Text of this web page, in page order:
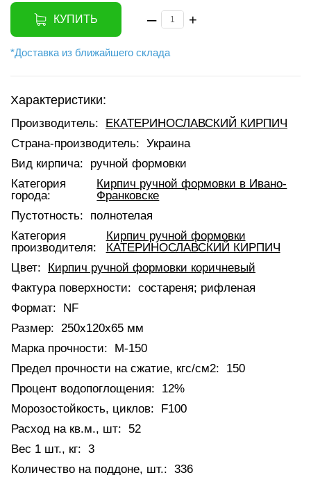
КУПИТЬ – +
*Доставка из ближайшего склада
Характеристики:
Производитель:
ЕКАТЕРИНОСЛАВСКИЙ КИРПИЧ
Страна-производитель: Украина
Вид кирпича:
ручной формовки
Категория
города:
Кирпич ручной формовки в Ивано-
Франковске
Пустотность:
полнотелая
Категория
производителя:
Кирпич ручной формовки
КАТЕРИНОСЛАВСКИЙ КИРПИЧ
Цвет:
Кирпич ручной формовки коричневый
Фактура поверхности: состареня; рифленая
Формат:
NF
Размер: 250х120х65 мм
Марка прочности:
М-150
Предел прочности на сжатие, кгс/см2:
150
Процент водопоглощения:
12%
Морозостойкость, циклов:
F100
Расход на кв.м., шт:
52
Вес 1 шт., кг: 3
Количество на поддоне, шт.: 336